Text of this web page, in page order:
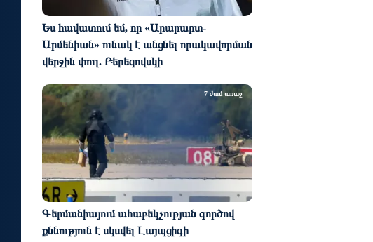
Ես հավատում եմ, որ «Արարարտ-
Արմենիան» ունակ է անցնել որակավորման
վերջին փուլ. Բերեզովսկի
Գերմանիայում ահաբեկչության գործով
քննություն է սկսվել Լայպցիգի
7 ժամ առաջ